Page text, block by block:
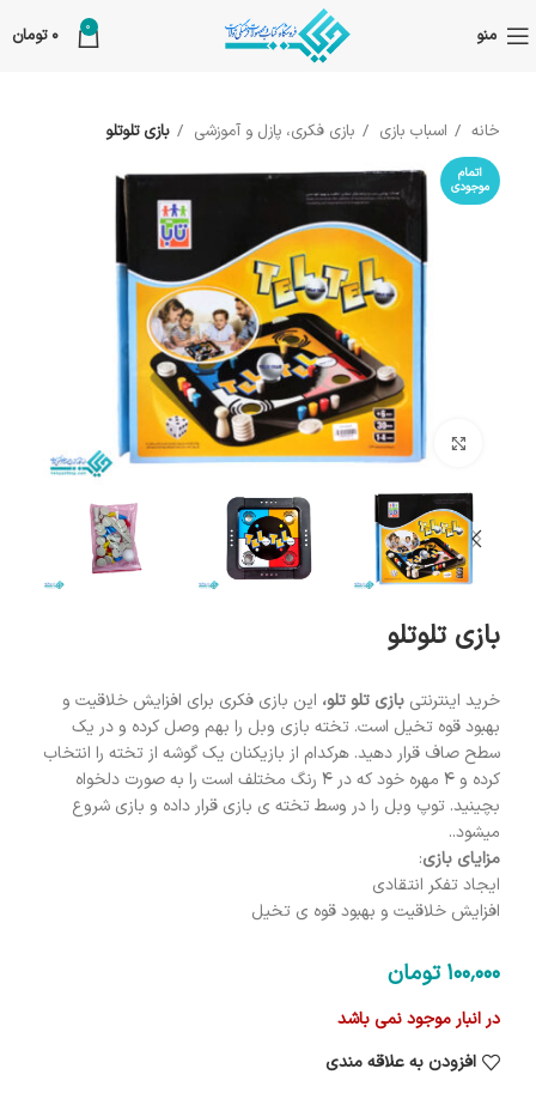
منو 0
0 تومان
خانه اسباب بازی بازی فکری، پازل و آموزشی بازی تلوتلو
اتمام
موجودی
بزرگنمایی تصویر
بازی تلوتلو
خرید اینترنتی بازی تلو تلو، این بازی فکری برای افزایش خلاقیت و
بهبود قوه تخیل است. تخته بازی وبل را بهم وصل کرده و در یک
سطح صاف قرار دهید. هرکدام از بازیکنان یک گوشه از تخته را انتخاب
کرده و 4 مهره خود که در 4 رنگ مختلف است را به صورت دلخواه
بچینید. توپ وبل را در وسط تخته ی بازی قرار داده و بازی شروع
میشود..
مزایای بازی:
ایجاد تفکر انتقادی
افزایش خلاقیت و بهبود قوه ی تخیل
100٬000 تومان
در انبار موجود نمی باشد
افزودن به علاقه مندی